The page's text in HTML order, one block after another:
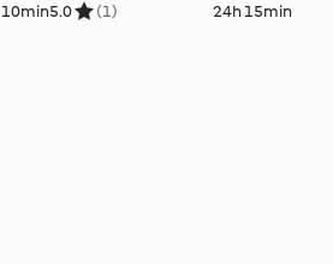
10min5.0 (1) 24h 15min